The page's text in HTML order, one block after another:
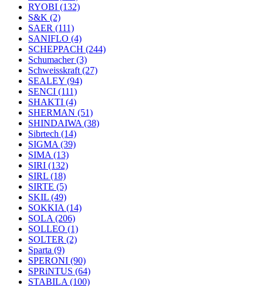
RYOBI (132)
S&K (2)
SAER (111)
SANIFLO (4)
SCHEPPACH (244)
Schumacher(3)
Schweisskraft (27)
SEALEY (94)
SENCI (111)
SHAKTI (4)
SHERMAN (51)
SHINDAIWA (38)
Sibrtech (14)
SIGMA (39)
SIMA (13)
SIRI (132)
SIRL (18)
SIRTE (5)
SKIL (49)
SOKKIA (14)
SOLA (206)
SOLLEO (1)
SOLTER (2)
Sparta (9)
SPERONI (90)
SPRiNTUS (64)
STABILA (100)